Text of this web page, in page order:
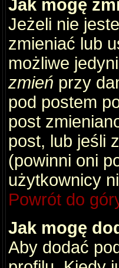
Jak mogę
Jeżeli nie
zmieniać lub
możliwe
zmień przy
pod postem
post
post, lub jeśli
(powinni oni
użytkownicy
Powrót do
Jak mogę
Aby dodać